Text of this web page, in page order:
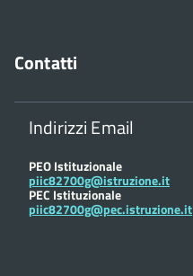
Contatti
Indirizzi Email
PEO Istituzionale
piic82700g@istruzione.it
PEC Istituzionale
piic82700g@pec.istruzione.it